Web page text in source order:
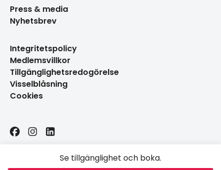
Se tillgänglighet och boka.
Press & media
Nyhetsbrev
Integritetspolicy
Medlemsvillkor
Tillgänglighetsredogörelse
Visselblåsning
Cookies
FacebookInstagram
LinkedIn